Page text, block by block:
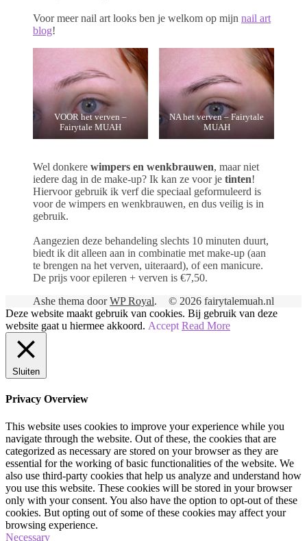
Voor meer nail art looks ben je welkom op mijn nail art
blog!
VOOR het verven –
Fairytale MUAH
NA het verven – Fairytale
MUAH
Wel donkere wimpers en wenkbrauwen, maar niet
iedere dag in de make-up? Ik kan ze voor je tinten!
Hiervoor gebruik ik verf die speciaal geformuleerd is
voor de wimpers en wenkbrauwen, en dus veilig is in
gebruik.
Aangezien deze behandeling slechts 10 minuten duurt,
biedt ik dit alleen aan in combinatie met make-up (aan
te brengen na het verven, uiteraard), of een manicure.
De prijs voor epileren + verven is €7,50.
© 2026 fairytalemuah.nl
Ashe thema doorWP Royal.
Deze website maakt gebruik van cookies. Bij gebruik van deze
website gaat u hiermee akkoord. Accept Read More
Sluiten
Privacy Overview
This website uses cookies to improve your experience while you
navigate through the website. Out of these, the cookies that are
categorized as necessary are stored on your browser as they are
essential for the working of basic functionalities of the website. We
also use third-party cookies that help us analyze and understand how
you use this website. These cookies will be stored in your browser
only with your consent. You also have the option to opt-out of these
cookies. But opting out of some of these cookies may affect your
browsing experience.
Necessary